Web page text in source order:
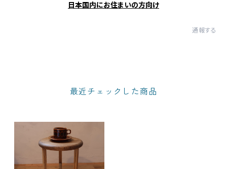
日本国内にお住まいの方向け
通報する
最近チェックした商品